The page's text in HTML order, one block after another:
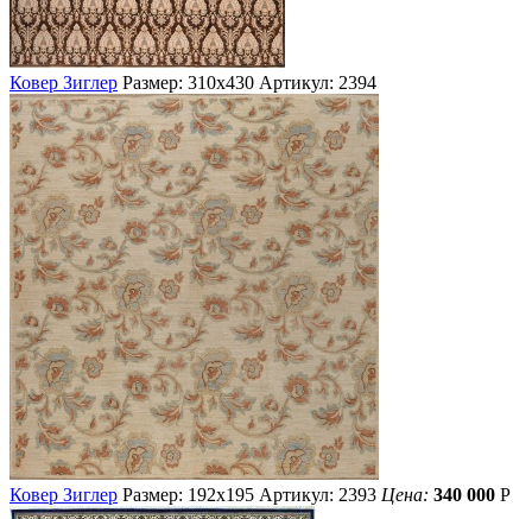
Ковер Зиглер Размер: 310х430 Артикул: 2394
Ковер Зиглер Размер: 192х195 Артикул: 2393 Цена: 340 000 Р